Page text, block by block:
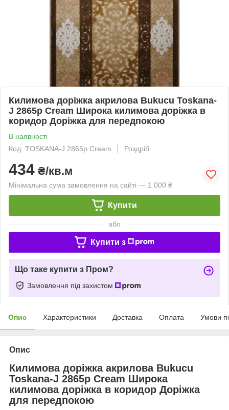
Килимова доріжка акрилова Bukucu Toskana-
J 2865p Cream Широка килимова доріжка в
коридор Доріжка для передпокою
В наявності
Код: TOSKANA-J 2865p Cream
Роздріб
434 ₴/кв.м
Мінімальна сума замовлення на сайті — 1 000 ₴
Купити
або
Купити з
Що таке купити з Пром?
Замовлення під захистом
Опис Характеристики Доставка Оплата Умови
Опис
Килимова доріжка акрилова Bukucu
Toskana-J 2865p Cream Широка
килимова доріжка в коридор Доріжка
для передпокою